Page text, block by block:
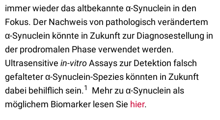
immer wieder das altbekannte α-Synuclein in den
Fokus. Der Nachweis von pathologisch verändertem
α-Synuclein könnte in Zukunft zur Diagnosestellung in
der prodromalen Phase verwendet werden.
Ultrasensitive in-vitroAssays zur Detektion falsch
gefalteter α-Synuclein-Spezies könnten in Zukunft
dabei behilflich sein.1
Mehr zu α-Synuclein als
möglichem Biomarker lesen Sie hier.